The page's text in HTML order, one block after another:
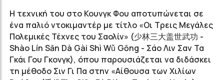
Η τεχνική του στο Κουνγκ Φου αποτυπώνεται σε
ένα παλιό ντοκιμαντέρ με τίτλο «Οι Τρεις Μεγάλες
Πολεμικές Τέχνες του Σαολίν» (少林三大盖世武功 -
Shào Lín Sān Dà Gài Shì Wǔ Gōng - Σάο Λιν Σαν Τα
Γκάι Γου Γκονγκ), όπου παρουσιάζεται να διδάσκει
τη μέθοδο Σιν Γι Πα στην «Αίθουσα των Χιλίων